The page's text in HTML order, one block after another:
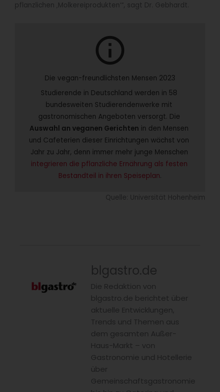
pflanzlichen ‚Molkereiprodukten‘“, sagt Dr. Gebhardt.
info
Die vegan-freundlichsten Mensen 2023
Studierende in Deutschland werden in 58
bundesweiten Studierendenwerke mit
Auswahl an veganen Gerichten in den Mensen
und Cafeterien dieser Einrichtungen wächst von
integrieren die pflanzliche Ernährung als festen
Bestandteil in ihren Speiseplan.
Quelle: Universität Hohenheim
blgastro.de
Die Redaktion von
blgastro.de berichtet über
aktuelle Entwicklungen,
Trends und Themen aus
dem gesamten Außer-
Haus-Markt – von
Gastronomie und Hotellerie
über
Gemeinschaftsgastronomie